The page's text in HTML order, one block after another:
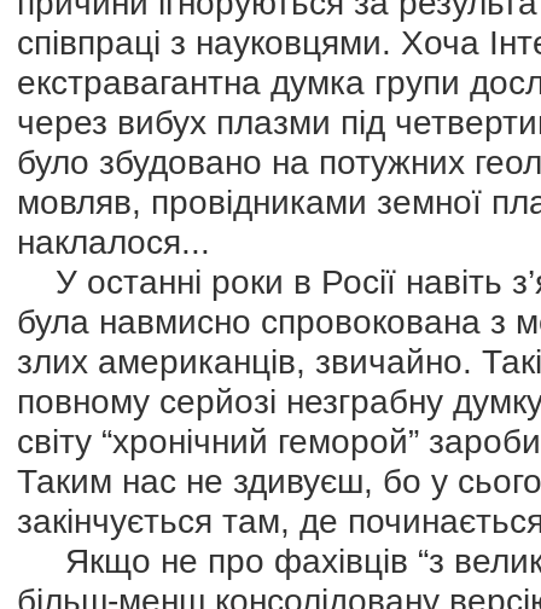
співпраці з науковцями. Хоча
екстравагантна думка групи
через вибух плазми під
було збудовано на потужних
мовляв, провідниками земної
наклалося...
У останні роки в Росії навіть
була навмисно спровокована з
злих американців, звичайно.
повному серйозі незграбну
світу “хронічний геморой”
Таким нас не здивуєш, бо у
закінчується там, де
Якщо не про фахівців “з
більш-менш консолідовану